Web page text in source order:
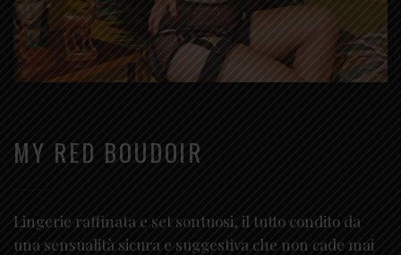
MY RED BOUDOIR
Lingerie raffinata e set sontuosi, il tutto condito da
una sensualità sicura e suggestiva che non cade mai